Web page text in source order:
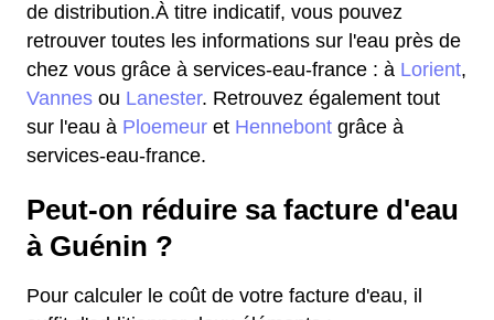
de distribution.À titre indicatif, vous pouvez
retrouver toutes les informations sur l'eau près de
chez vous grâce à services-eau-france : à Lorient,
Vannes ou Lanester. Retrouvez également tout
sur l'eau à Ploemeur et Hennebont grâce à
services-eau-france.
Peut-on réduire sa facture d'eau
à Guénin ?
Pour calculer le coût de votre facture d'eau, il